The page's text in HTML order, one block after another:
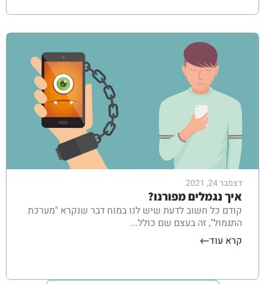
דצמבר 24, 2021
איך נגמלים מפורנו?
קודם כל חשוב לדעת שיש לנו במוח דבר שנקרא "מערכת
התגמול", זה בעצם שם כולל...
קרא עוד